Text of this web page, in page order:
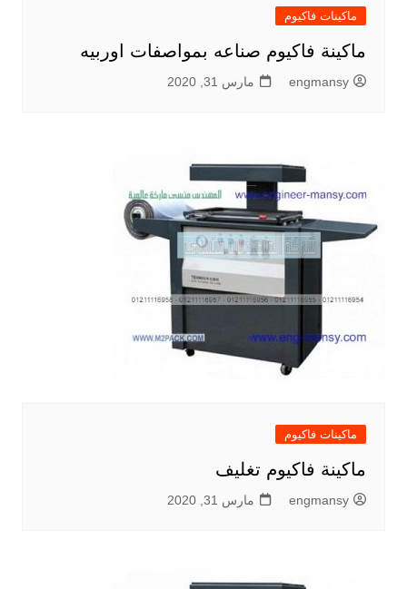
ماكينات فاكيوم
ماكينة فاكيوم صناعه بمواصفات اوربيه
engmansy مارس 31, 2020
ماكينات فاكيوم
ماكينة فاكيوم تغليف
engmansy مارس 31, 2020